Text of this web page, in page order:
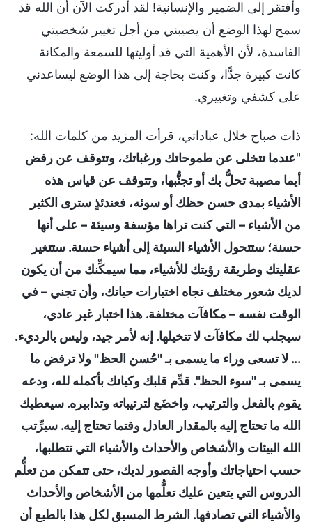
وأفتقر إلى الضمير والإنسانية! لقد أدركت الآن أن الله قد
سمح لهذا الوضع أن يصيبني من أجل تغيير شخصيتي
الفاسدة، لأن الأهمية التي قد أوليتها للسمعة والمكانة
كانت كبيرة جدًّا، وكنت بحاجة إلى هذا الوضع ليساعدني
على كشفي وتغييري.
ذات صباح خلال عباداتي، قرأت المزيد من كلمات الله:
"عندما تتخلى عن طموحاتك ورغباتك، وتتوقف عن رفض
أيما مصيبة تحلُّ بك أو تجنُّبها، وتتوقف عن قياس هذه
الأشياء بمدى حسن حظك أو سوئه، فعندئذٍ سترى الكثير
من الأشياء – التي كنت تراها مؤسفة وسيئة – على أنها
حسنة؛ ستتحول الأشياء السيئة إلى أشياء حسنة. ستتغير
عقليتك وطريقة رؤيتك للأشياء، مما سيمكِّنك من أن يكون
لديك شعور مختلف تجاه اختبارات حياتك، وأن تجني – في
الوقت نفسه – مكافآت مختلفة. هذا اختبار غير عادي،
سيجلب لك مكافآت لا تتخيلها. إنه لأمر جيد، وليس بالرديء.
... لا تسعى وراء ما يسمى بـ "حُسن الحظ" ولا ترفض ما
يسمى بـ "سوء الحظ". قدِّم قلبك وكيانك بأكمله لله، ودعه
يقوم بالفعل والترتيب، واخضَع لترتيباته وتدابيره. سيعطيك
الله ما تحتاج إليه بالمقدار العادل وقتما تحتاج إليه. سيرِّتب
الله البيئات والأشخاص والأحداث والأشياء التي تتطلبها،
حسب احتياجاتك وأوجه القصور لديك، حتى تتمكن من تعلُّم
الدروس التي يتعين عليك تعلُّمها من الأشخاص والأحداث
والأشياء التي تصادفها. الشرط المسبق لكل هذا بالطبع أن